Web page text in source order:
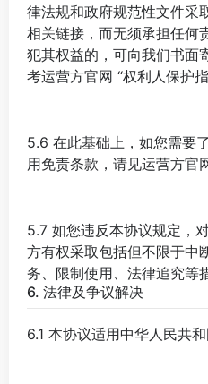
律法规和政府规范性文件采
相关链接，而无须承担任何
犯其权益的，可向我们书面
考运营方官网 “权利人保护
5.6 在此基础上，如您需要
用免责条款，请见运营方官
5.7 如您违反本协议规定，
方有权采取包括但不限于中
务、限制使用、法律追究等
6. 法律及争议解决
6.1 本协议适用中华人民共和